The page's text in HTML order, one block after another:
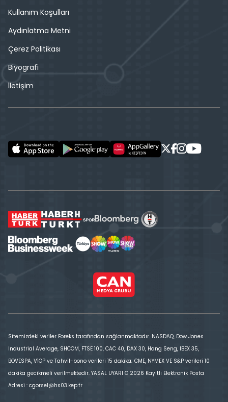
Kullanım Koşulları
Aydınlatma Metni
Çerez Politikası
Biyografi
İletişim
Sitemizdeki veriler Foreks tarafından sağlanmaktadır. NASDAQ, Dow Jones
Industrial Average, SHCOM, FTSE 100, CAC 40, DAX 30, Hang Seng, IBEX 35,
BOVESPA, VİOP ve Tahvil-bono verileri 15 dakika; CME, NYMEX VE S&P verileri 10
dakika gecikmeli verilmektedir. YASAL UYARI © 2026 Kayıtlı Elektronik Posta
Adresi : cgorsel@hs03.kep.tr